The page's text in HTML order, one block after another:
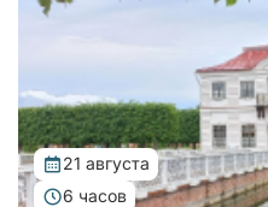
21 августа
6 часов